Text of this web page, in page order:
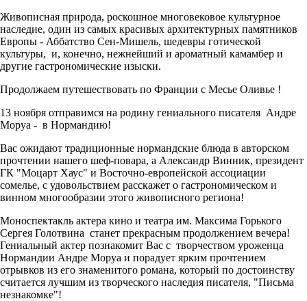
Живописная природа, роскошное многовековое культурное
наследие, один из самых красивых архитектурных памятников
Европы - Аббатство Сен-Мишель, шедевры готической
культуры, и, конечно, нежнейший и ароматный камамбер и
другие гастрономические изыски.
Продолжаем путешествовать по Франции с Месье Оливье !
13 ноября отправимся на родину гениального писателя Андре
Моруа - в Нормандию!
Вас ожидают традиционные нормандские блюда в авторском
прочтении нашего шеф-повара, а Александр Винник, президент
ГК "Моцарт Хаус" и Восточно-европейской ассоциации
сомелье, с удовольствием расскажет о гастрономическом и
винном многообразии этого живописного региона!
Моноспектакль актера кино и театра им. Максима Горького
Сергея Голотвина станет прекрасным продолжением вечера!
Гениальный актер познакомит Вас с творчеством уроженца
Нормандии Андре Моруа и порадует ярким прочтением
отрывков из его знаменитого романа, который по достоинству
считается лучшим из творческого наследия писателя, "Письма
незнакомке"!